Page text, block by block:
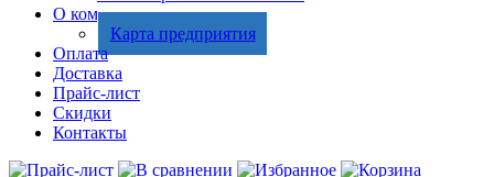
О компании
Карта предприятия
Оплата
Доставка
Прайс-лист
Скидки
Контакты